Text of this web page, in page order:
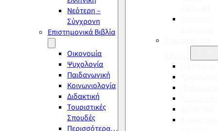
Νεότερη –
Σύγχρονη
Επιστημονικά Βιβλία
Οικονομία
Ψυχολογία
Παιδαγωγική
Κοινωνιολογία
Διδακτική
Τουριστικές
Σπουδές
Περισσότερα…